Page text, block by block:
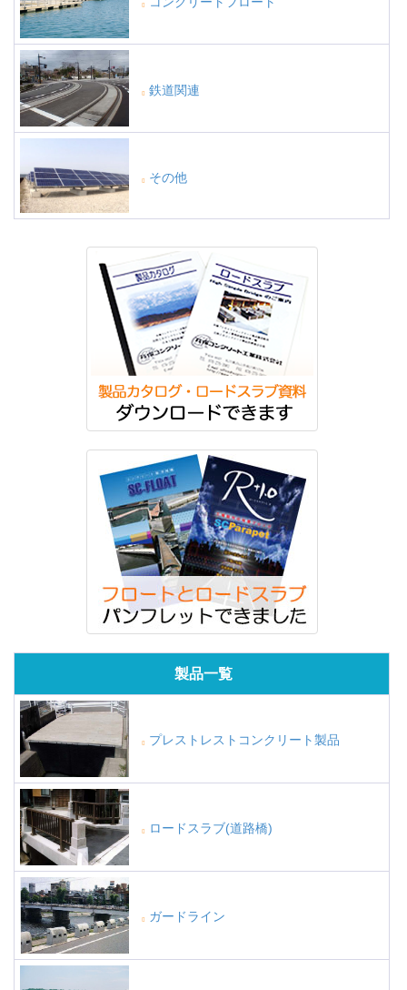
鉄道関連
その他
製品一覧
プレストレストコンクリート製品
ロードスラブ(道路橋)
ガードライン